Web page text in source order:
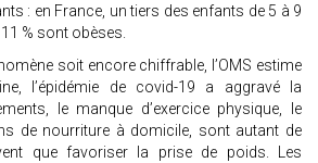
: en France, un tiers des enfants de 5 à 9
% sont obèses.
soit encore chiffrable, l’OMS estime
l’épidémie de covid-19 a aggravé la
le manque d’exercice physique, le
de nourriture à domicile, sont autant de
que favoriser la prise de poids. Les